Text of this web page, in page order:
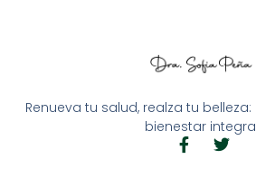
Renueva tu salud, realza tu
bienestar